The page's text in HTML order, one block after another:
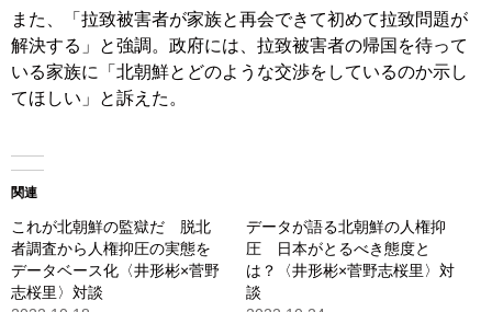
また、「拉致被害者が家族と再会できて初めて拉致問題が
解決する」と強調。政府には、拉致被害者の帰国を待って
いる家族に「北朝鮮とどのような交渉をしているのか示し
てほしい」と訴えた。
関連
これが北朝鮮の監獄だ 脱北
者調査から人権抑圧の実態を
データベース化〈井形彬×菅野
志桜里〉対談
データが語る北朝鮮の人権抑
圧 日本がとるべき態度と
は？〈井形彬×菅野志桜里〉対
談